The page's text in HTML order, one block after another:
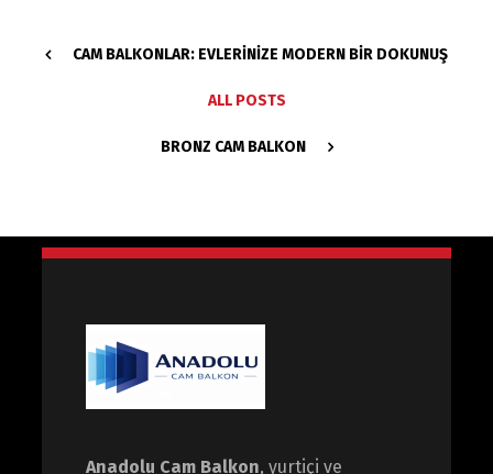
CAM BALKONLAR: EVLERINIZE MODERN BIR DOKUNUŞ
ALL POSTS
BRONZ CAM BALKON
Anadolu Cam Balkon, yurtiçi ve